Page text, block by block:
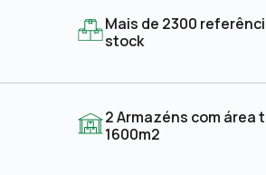
Mais de 2300
stock
2 Armazéns com área
1600m2